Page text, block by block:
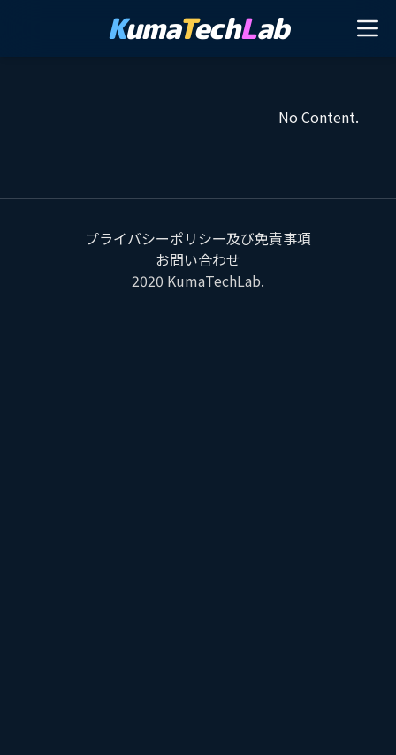
KumaTechLab
No Content.
プライバシーポリシー及び免責事項
お問い合わせ
2020 KumaTechLab.